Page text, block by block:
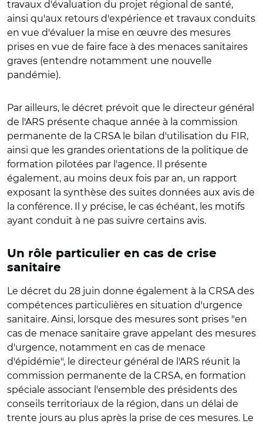
travaux d'évaluation du projet régional de santé,
ainsi qu'aux retours d'expérience et travaux conduits
en vue d'évaluer la mise en œuvre des mesures
prises en vue de faire face à des menaces sanitaires
graves (entendre notamment une nouvelle
pandémie).
Par ailleurs, le décret prévoit que le directeur général
de l'ARS présente chaque année à la commission
permanente de la CRSA le bilan d'utilisation du FIR,
ainsi que les grandes orientations de la politique de
formation pilotées par l'agence. Il présente
également, au moins deux fois par an, un rapport
exposant la synthèse des suites données aux avis de
la conférence. Il y précise, le cas échéant, les motifs
ayant conduit à ne pas suivre certains avis.
Un rôle particulier en cas de crise
sanitaire
Le décret du 28 juin donne également à la CRSA des
compétences particulières en situation d'urgence
sanitaire. Ainsi, lorsque des mesures sont prises "en
cas de menace sanitaire grave appelant des mesures
d'urgence, notamment en cas de menace
d'épidémie", le directeur général de l'ARS réunit la
commission permanente de la CRSA, en formation
spéciale associant l'ensemble des présidents des
conseils territoriaux de la région, dans un délai de
trente jours au plus après la prise de ces mesures. Le